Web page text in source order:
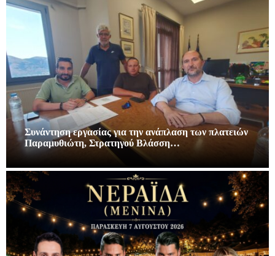
Συνάντηση εργασίας για την ανάπλαση των πλατειών
Παραμυθιώτη, Στρατηγού Βλάσση…